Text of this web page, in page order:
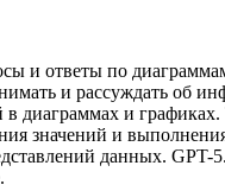
и ответы по
и рассуждать об
в диаграммах и графиках.
значений и
данных. GPT-